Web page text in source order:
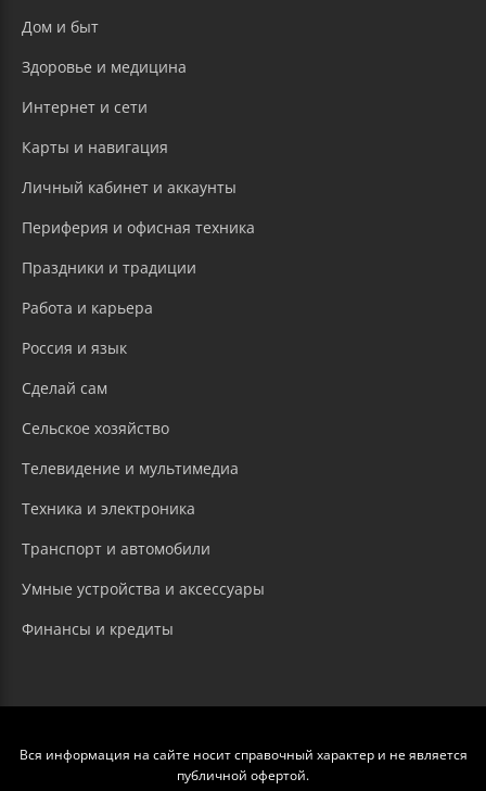
Дом и быт
Здоровье и медицина
Интернет и сети
Карты и навигация
Личный кабинет и аккаунты
Периферия и офисная техника
Праздники и традиции
Работа и карьера
Россия и язык
Сделай сам
Сельское хозяйство
Телевидение и мультимедиа
Техника и электроника
Транспорт и автомобили
Умные устройства и аксессуары
Финансы и кредиты
Вся информация на сайте носит справочный характер и не является
публичной офертой.